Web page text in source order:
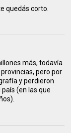
quedás corto.
más, todavía
pero por
y perdieron
(en las que